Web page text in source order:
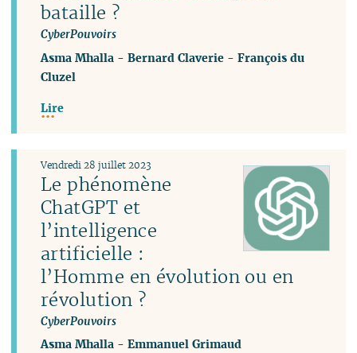
bataille ?
CyberPouvoirs
Asma Mhalla -Bernard Claverie -François du
Cluzel
Lire
Le phénomène
ChatGPT et
l’intelligence
artificielle :
l’Homme en évolution ou en
révolution ?
CyberPouvoirs
Vendredi 28 juillet 2023
Asma Mhalla -Emmanuel Grimaud